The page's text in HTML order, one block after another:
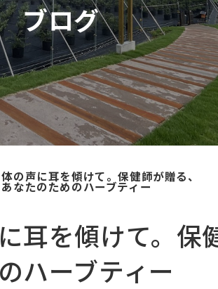
ブログ
体の声に耳を傾けて。保健師が贈る、
あなたのためのハーブティー
耳を傾けて。保
ハーブティー